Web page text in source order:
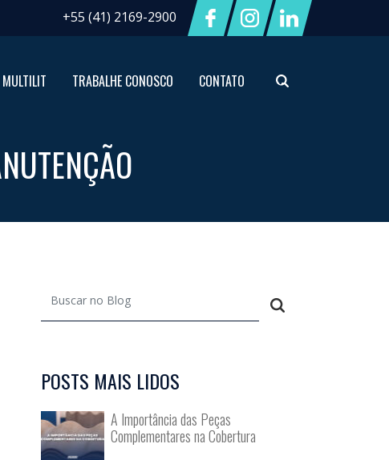
+55 (41) 2169-2900
TRABALHE CONOSCO CONTATO
POSTS MAIS LIDOS
A Importância das Peças
Complementares na Cobertura